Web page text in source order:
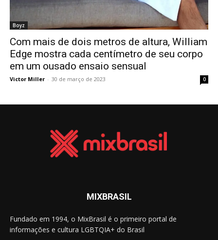
Boyz
Com mais de dois metros de altura, William
Edge mostra cada centímetro de seu corpo
em um ousado ensaio sensual
Victor Miller - 30 de março de 2023 0
MIXBRASIL
Fundado em 1994, o MixBrasil é o primeiro portal de
informações e cultura LGBTQIA+ do Brasil